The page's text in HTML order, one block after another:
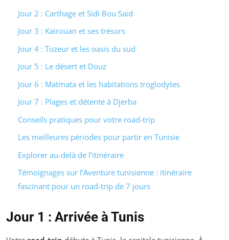
Jour 2 : Carthage et Sidi Bou Saïd
Jour 3 : Kairouan et ses trésors
Jour 4 : Tozeur et les oasis du sud
Jour 5 : Le désert et Douz
Jour 6 : Matmata et les habitations troglodytes
Jour 7 : Plages et détente à Djerba
Conseils pratiques pour votre road-trip
Les meilleures périodes pour partir en Tunisie
Explorer au-delà de l’itinéraire
Témoignages sur l’Aventure tunisienne : itinéraire
fascinant pour un road-trip de 7 jours
Jour 1 : Arrivée à Tunis